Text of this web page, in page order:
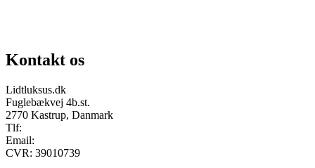
Kontakt os
Lidtluksus.dk
Fuglebækvej 4b.st.
2770 Kastrup, Danmark
Tlf:
Email:
CVR: 39010739